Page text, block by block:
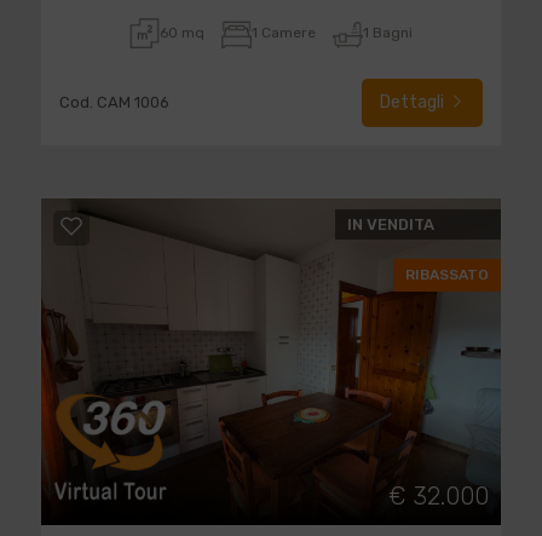
60 mq 1 Camere 1 Bagni
Cod. CAM 1006 Dettagli
IN VENDITA
RIBASSATO
€ 32.000